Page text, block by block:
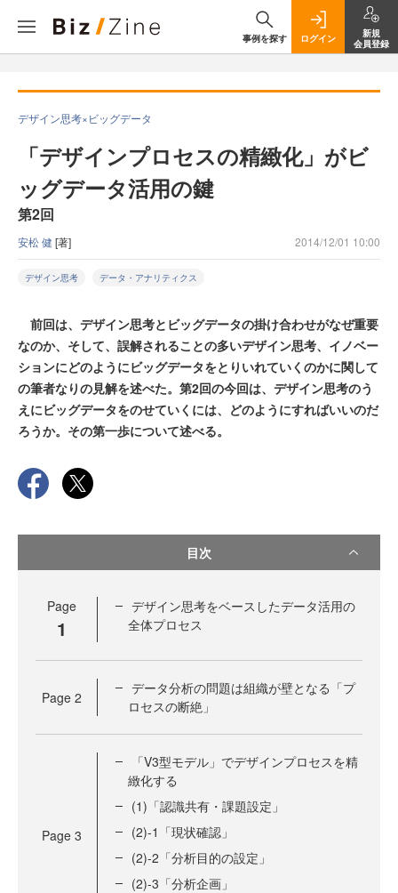
事例を探す ログイン
新規
会員登録
デザイン思考×ビッグデータ
「デザインプロセスの精緻化」がビ
ッグデータ活用の鍵
第2回
安松 健 [著] 2014/12/01 10:00
デザイン思考 データ・アナリティクス
前回は、デザイン思考とビッグデータの掛け合わせがなぜ重要
なのか、そして、誤解されることの多いデザイン思考、イノベー
ションにどのようにビッグデータをとりいれていくのかに関して
の筆者なりの見解を述べた。第2回の今回は、デザイン思考のう
えにビッグデータをのせていくには、どのようにすればいいのだ
ろうか。その第一歩について述べる。
目次
Page
1
デザイン思考をベースしたデータ活用の
全体プロセス
Page 2
データ分析の問題は組織が壁となる「プ
ロセスの断絶」
Page 3
「V3型モデル」でデザインプロセスを精
緻化する
(1)「認識共有・課題設定」
(2)-1「現状確認」
(2)-2「分析目的の設定」
(2)-3「分析企画」